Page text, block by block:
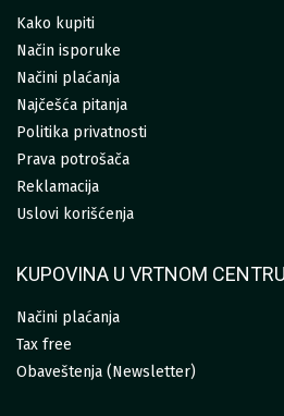
Kako kupiti
Način isporuke
Načini plaćanja
Najčešća pitanja
Politika privatnosti
Prava potrošača
Reklamacija
Uslovi korišćenja
KUPOVINA U VRTNOM CENTRU
Načini plaćanja
Tax free
Obaveštenja (Newsletter)